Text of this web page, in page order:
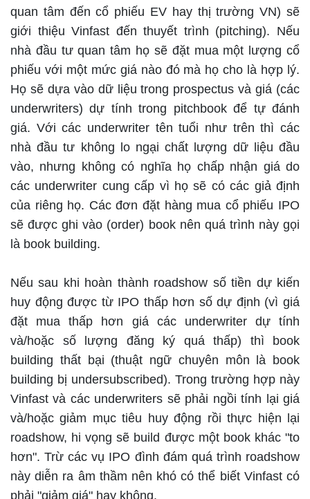
quan tâm đến cổ phiếu EV hay thị trường VN) sẽ
giới thiệu Vinfast đến thuyết trình (pitching). Nếu
nhà đầu tư quan tâm họ sẽ đặt mua một lượng cổ
phiếu với một mức giá nào đó mà họ cho là hợp lý.
Họ sẽ dựa vào dữ liệu trong prospectus và giá (các
underwriters) dự tính trong pitchbook để tự đánh
giá. Với các underwriter tên tuổi như trên thì các
nhà đầu tư không lo ngại chất lượng dữ liệu đầu
vào, nhưng không có nghĩa họ chấp nhận giá do
các underwriter cung cấp vì họ sẽ có các giả định
của riêng họ. Các đơn đặt hàng mua cổ phiếu IPO
sẽ được ghi vào (order) book nên quá trình này gọi
là book building.
Nếu sau khi hoàn thành roadshow số tiền dự kiến
huy động được từ IPO thấp hơn số dự định (vì giá
đặt mua thấp hơn giá các underwriter dự tính
và/hoặc số lượng đăng ký quá thấp) thì book
building thất bại (thuật ngữ chuyên môn là book
building bị undersubscribed). Trong trường hợp này
Vinfast và các underwriters sẽ phải ngồi tính lại giá
và/hoặc giảm mục tiêu huy động rồi thực hiện lại
roadshow, hi vọng sẽ build được một book khác "to
hơn". Trừ các vụ IPO đình đám quá trình roadshow
này diễn ra âm thầm nên khó có thể biết Vinfast có
phải "giảm giá" hay không.